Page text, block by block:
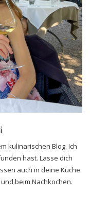
kulinarischen Blog. Ich
hast. Lasse dich
auch in deine Küche.
beim Nachkochen.